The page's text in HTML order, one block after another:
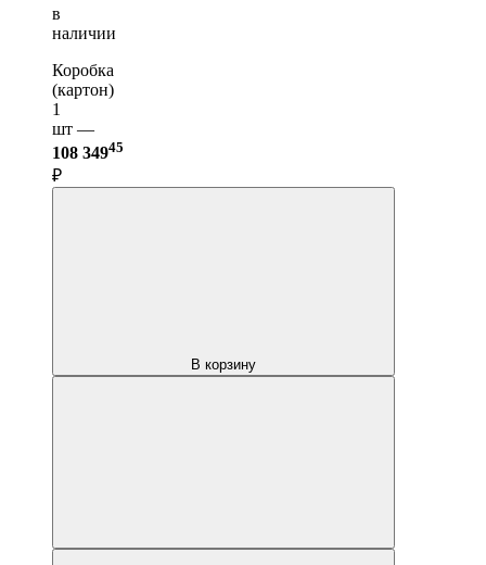
в
наличии
Коробка
(картон)
1
шт —
108 34945
₽
В корзину